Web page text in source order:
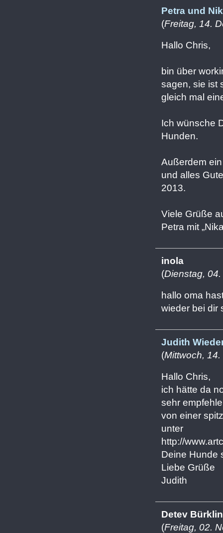
Petra und
(Freitag, 14.
Hallo Chris,
bin über
sagen, sie ist
gleich mal
Ich wünsche
Hunden.
Außerdem
und alles
2013.
Viele Grüße
Petra mit
inola
(Dienstag,
hallo oma
wieder bei dir
Judith
(Mittwoch,
Hallo Chris,
ich hätte da
sehr
von einer
unter
http://
Deine Hunde
Liebe Grüße
Judith
Detev Bürklin
(Freitag, 02.